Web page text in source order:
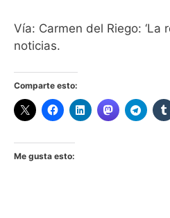
Vía: Carmen del Riego:
noticias.
Comparte esto:
Me gusta esto: